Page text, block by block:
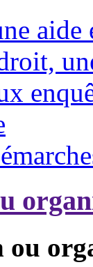
aide
ou